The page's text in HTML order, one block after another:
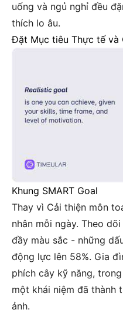
uống và ngủ nghỉ đều
thích lo âu.
Đặt Mục tiêu Thực tế và
Khung SMART Goal
Thay vì Cải thiện môn
nhân mỗi ngày. Theo
đầy màu sắc - những
động lực lên 58%. Gia
phích cây kỹ năng,
một khái niệm đã thành
ảnh.